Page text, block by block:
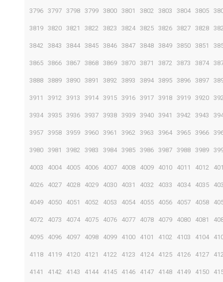
3796 3797 3798 3799 3800 3801 3802 3803 3804 3805
3819 3820 3821 3822 3823 3824 3825 3826 3827 3828
3842 3843 3844 3845 3846 3847 3848 3849 3850 3851
3865 3866 3867 3868 3869 3870 3871 3872 3873 3874
3888 3889 3890 3891 3892 3893 3894 3895 3896 3897
3911 3912 3913 3914 3915 3916 3917 3918 3919 3920
3934 3935 3936 3937 3938 3939 3940 3941 3942 3943
3957 3958 3959 3960 3961 3962 3963 3964 3965 3966
3980 3981 3982 3983 3984 3985 3986 3987 3988 3989
4003 4004 4005 4006 4007 4008 4009 4010 4011 4012
4026 4027 4028 4029 4030 4031 4032 4033 4034 4035
4049 4050 4051 4052 4053 4054 4055 4056 4057 4058
4072 4073 4074 4075 4076 4077 4078 4079 4080 4081
4095 4096 4097 4098 4099 4100 4101 4102 4103 4104
4118 4119 4120 4121 4122 4123 4124 4125 4126 4127
4141 4142 4143 4144 4145 4146 4147 4148 4149 4150